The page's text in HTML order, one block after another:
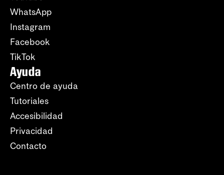
WhatsApp
Instagram
Facebook
TikTok
Ayuda
Centro de ayuda
Tutoriales
Accesibilidad
Privacidad
Contacto